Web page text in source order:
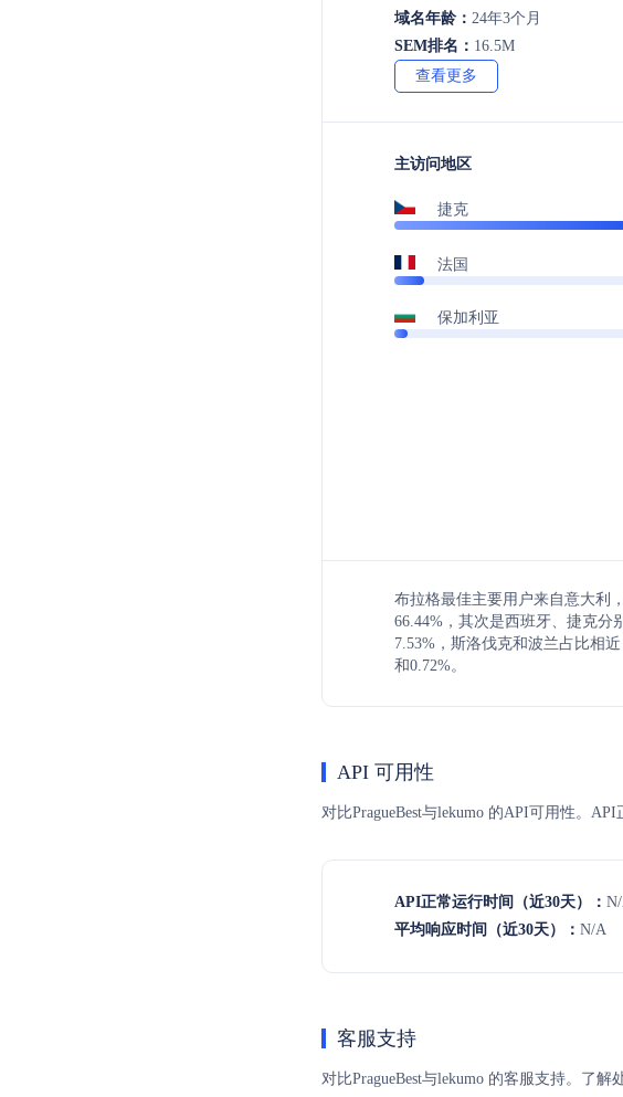
域名年龄： 24年3个月
SEM排名： 16.5M
查看更多
主访问地区
捷克
法国
保加利亚
布拉格最佳主要用户来自意大利
66.44%，其次是西班牙、捷克分
7.53%，斯洛伐克和波兰占比相
和0.72%。
API 可用性
对比PragueBest与lekumo 的API可用性。
API正常运行时间（近30天）：
平均响应时间（近30天）： N/A
客服支持
对比PragueBest与lekumo 的客服支持。了